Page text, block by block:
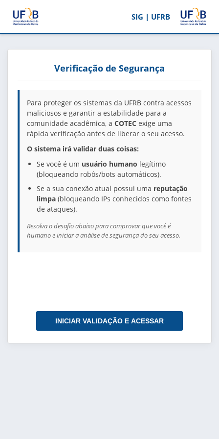
SIG | UFRB
Verificação de Segurança
Para proteger os sistemas da UFRB contra acessos
maliciosos e garantir a estabilidade para a
comunidade acadêmica, a COTEC exige uma
rápida verificação antes de liberar o seu acesso.
O sistema irá validar duas coisas:
Se você é um usuário humano legítimo
(bloqueando robôs/bots automáticos).
Se a sua conexão atual possui uma reputação
limpa (bloqueando IPs conhecidos como fontes
de ataques).
Resolva o desafio abaixo para comprovar que você é
humano e iniciar a análise de segurança do seu acesso.
INICIAR VALIDAÇÃO E ACESSAR